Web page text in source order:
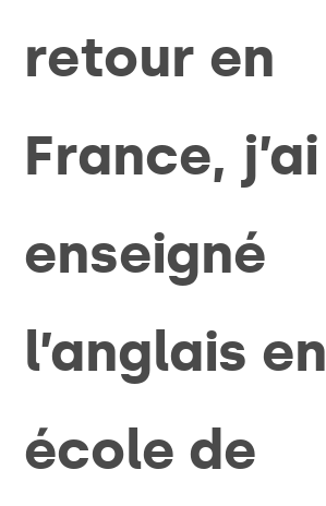
retour en
France, j’ai
enseigné
l’anglais en
école de